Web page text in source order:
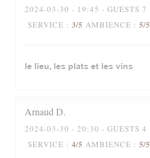
2024-03-30 - 19:45 - GUESTS 7
SERVICE : 3/5 AMBIENCE : 5/5
le lieu, les plats et les vins
ArnaudD
2024-03-30 - 20:30 - GUESTS 4
SERVICE : 4/5 AMBIENCE : 5/5